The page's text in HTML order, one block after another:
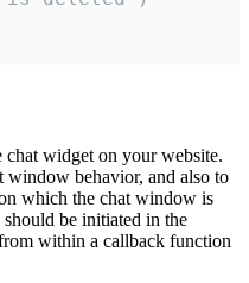
widget on your website.
window behavior, and also to
which the chat window is
be initiated in the
within a callback function